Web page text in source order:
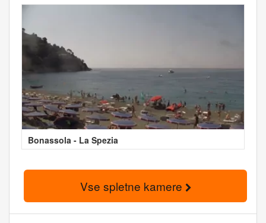
Bonassola - La Spezia
Vse spletne kamere